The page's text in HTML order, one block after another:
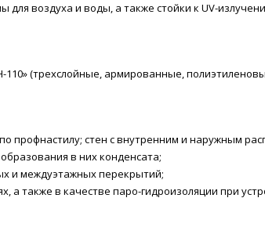
воздуха и воды, а также стойки к UV-
H-110» (трехслойные, армированные,
профнастилу; стен с внутренним и наружным
в них конденсата;
и междуэтажных перекрытий;
а также в качестве паро-гидроизоляции при